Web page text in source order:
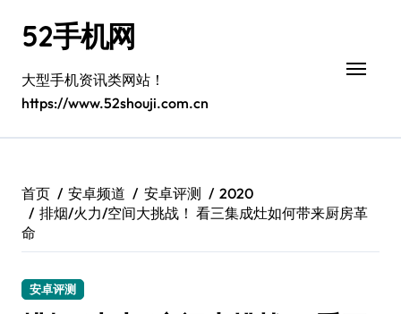
52手机网
大型手机资讯类网站！
https://www.52shouji.com.cn
首页 安卓频道 安卓评测
2020
排烟/火力/空间大挑战！ 看三集成灶如何带来厨房革
命
安卓评测